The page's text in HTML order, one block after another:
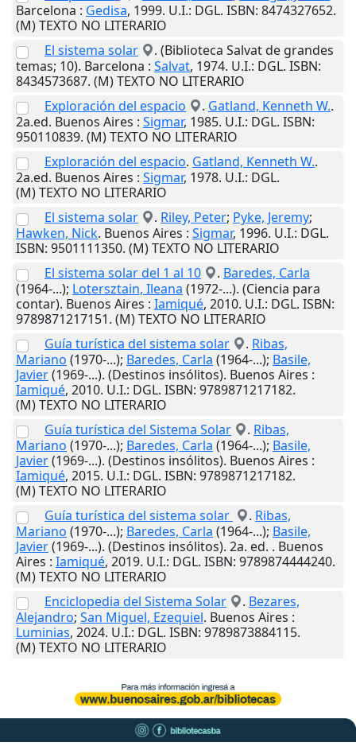
Barcelona : Gedisa, 1999. U.I.: DGL. ISBN: 8474327652.
(M) TEXTO NO LITERARIO
El sistema solar
. (Biblioteca Salvat de grandes
temas; 10). Barcelona : Salvat, 1974. U.I.: DGL. ISBN:
8434573687. (M) TEXTO NO LITERARIO
Exploración del espacio
. Gatland, Kenneth W..
2a.ed. Buenos Aires : Sigmar, 1985. U.I.: DGL. ISBN:
950110839. (M) TEXTO NO LITERARIO
Exploración del espacio. Gatland, Kenneth W..
2a.ed. Buenos Aires : Sigmar, 1978. U.I.: DGL.
(M) TEXTO NO LITERARIO
El sistema solar
. Riley, Peter; Pyke, Jeremy;
Hawken, Nick. Buenos Aires : Sigmar, 1996. U.I.: DGL.
ISBN: 9501111350. (M) TEXTO NO LITERARIO
El sistema solar del 1 al 10
. Baredes, Carla
(1964-...); Lotersztain, Ileana (1972-...). (Ciencia para
contar). Buenos Aires : Iamiqué, 2010. U.I.: DGL. ISBN:
9789871217151. (M) TEXTO NO LITERARIO
Guía turística del sistema solar
. Ribas,
Mariano (1970-...); Baredes, Carla (1964-...); Basile,
Javier(1969-...). (Destinos insólitos). Buenos Aires :
Iamiqué, 2010. U.I.: DGL. ISBN: 9789871217182.
(M) TEXTO NO LITERARIO
Guía turística del Sistema Solar
. Ribas,
Mariano (1970-...); Baredes, Carla (1964-...); Basile,
Javier(1969-...). (Destinos insólitos). Buenos Aires :
Iamiqué, 2015. U.I.: DGL. ISBN: 9789871217182.
(M) TEXTO NO LITERARIO
Guía turística del sistema solar
. Ribas,
Mariano (1970-...); Baredes, Carla (1964-...); Basile,
Javier(1969-...). (Destinos insólitos). 2a. ed. . Buenos
Aires : Iamiqué, 2019. U.I.: DGL. ISBN: 9789874444240.
(M) TEXTO NO LITERARIO
Enciclopedia del Sistema Solar
. Bezares,
Alejandro; San Miguel, Ezequiel. Buenos Aires :
Luminias, 2024. U.I.: DGL. ISBN: 9789873884115.
(M) TEXTO NO LITERARIO